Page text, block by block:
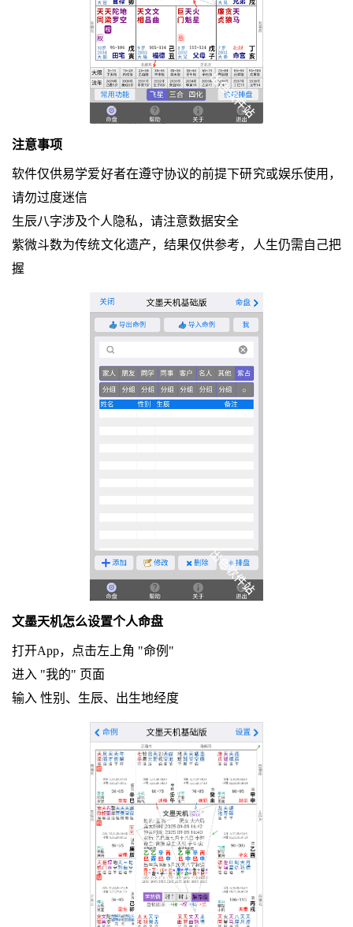
注意事项
软件仅供易学爱好者在遵守协议的前提下研究或娱乐使用，
请勿过度迷信
生辰八字涉及个人隐私，请注意数据安全
紫微斗数为传统文化遗产，结果仅供参考，人生仍需自己把
握
文墨天机怎么设置个人命盘
打开App，点击左上角 "命例"
进入 "我的" 页面
输入 性别、生辰、出生地经度